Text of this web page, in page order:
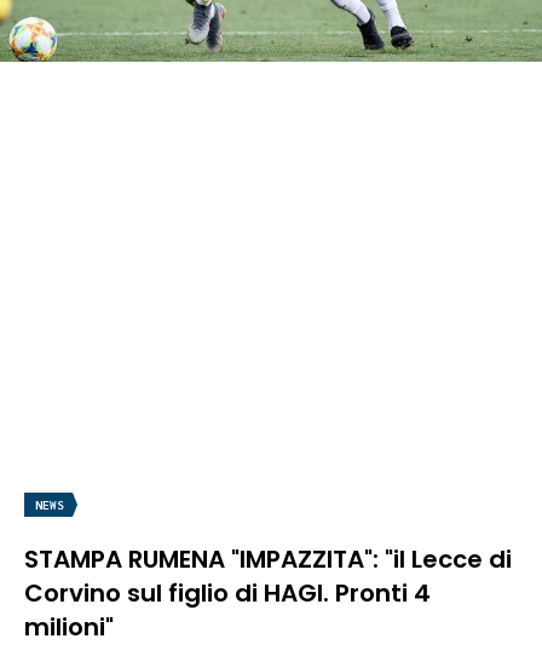
NEWS
STAMPA RUMENA "IMPAZZITA": "il Lecce di
Corvino sul figlio di HAGI. Pronti 4
milioni"